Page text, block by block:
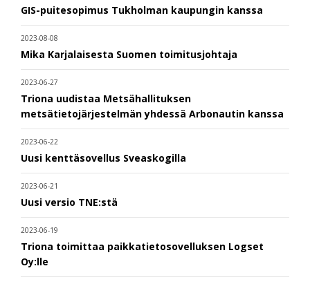
GIS-puitesopimus Tukholman kaupungin kanssa
2023-08-08
Mika Karjalaisesta Suomen toimitusjohtaja
2023-06-27
Triona uudistaa Metsähallituksen
metsätietojärjestelmän yhdessä Arbonautin kanssa
2023-06-22
Uusi kenttäsovellus Sveaskogilla
2023-06-21
Uusi versio TNE:stä
2023-06-19
Triona toimittaa paikkatietosovelluksen Logset
Oy:lle